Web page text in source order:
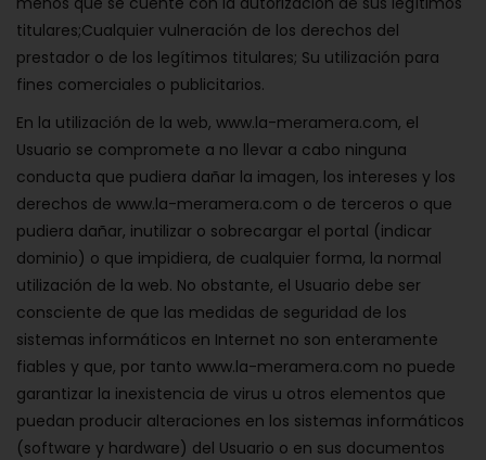
titulares;Cualquier vulneración de los derechos del
prestador o de los legítimos titulares; Su utilización para
fines comerciales o publicitarios.
En la utilización de la web, www.la-meramera.com, el
Usuario se compromete a no llevar a cabo ninguna
conducta que pudiera dañar la imagen, los intereses y los
derechos de www.la-meramera.com o de terceros o que
pudiera dañar, inutilizar o sobrecargar el portal (indicar
dominio) o que impidiera, de cualquier forma, la normal
utilización de la web. No obstante, el Usuario debe ser
consciente de que las medidas de seguridad de los
sistemas informáticos en Internet no son enteramente
fiables y que, por tanto www.la-meramera.com no puede
garantizar la inexistencia de virus u otros elementos que
puedan producir alteraciones en los sistemas informáticos
(software y hardware) del Usuario o en sus documentos